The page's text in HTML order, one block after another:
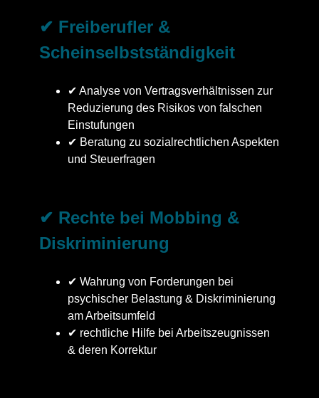
✔ Freiberufler &
Scheinselbstständigkeit
✔ Analyse von Vertragsverhältnissen zur
Reduzierung des Risikos von falschen
Einstufungen
✔ Beratung zu sozialrechtlichen Aspekten
und Steuerfragen
✔ Rechte bei Mobbing &
Diskriminierung
✔ Wahrung von Forderungen bei
psychischer Belastung & Diskriminierung
am Arbeitsumfeld
✔ rechtliche Hilfe bei Arbeitszeugnissen
& deren Korrektur